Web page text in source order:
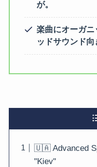
が。
楽曲にオーガ
ッドサウンド向
🇺🇦 Advanced
"Kiev"